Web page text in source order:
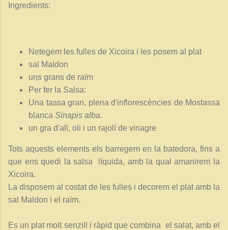
Ingredients:
Netegem les fulles de Xicoira i les posem al plat
sal Maldon
uns grans de raïm
Per fer la Salsa:
Una tassa gran, plena d'inflorescències de Mostassa
blanca Sinapis alba.
un gra d'all, oli i un rajolí de vinagre
Tots aquests elements els barregem en la batedora, fins a
que ens quedi la salsa líquida, amb la qual amanirem la
Xicoira.
La disposem al costat de les fulles i decorem el plat amb la
sal Maldon i el raïm.
Es un plat molt senzill i ràpid que combina el salat, amb el